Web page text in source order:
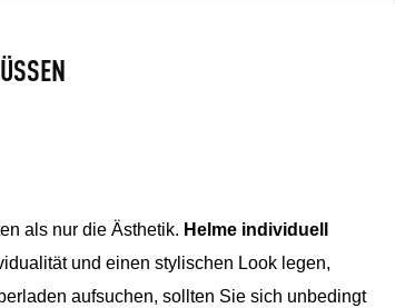
als nur die Ästhetik. Helme individuell
und einen stylischen Look legen,
aufsuchen, sollten Sie sich unbedingt